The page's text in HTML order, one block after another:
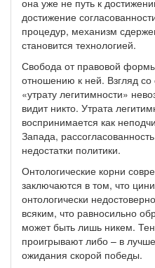
она уже не путь к
достижение
процедур, механизм
становится технологией.
Свобода от правовой
отношению к ней. Взгляд
«утрату легитимности»
видит никто. Утрата
воспринимается как
Запада,
недостатки политики.
Онтологические корни
заключаются в том, что
онтологически
всяким, что равносильно
может быть лишь никем.
проигрывают либо – в
ожидания скорой победы.